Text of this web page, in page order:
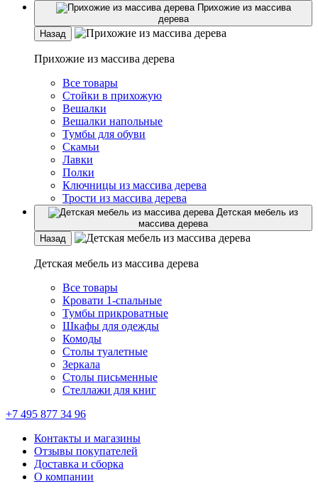
Прихожие из массива
дерева
Назад
Прихожие из массива дерева
Все товары
Стойки в прихожую
Вешалки
Вешалки напольные
Тумбы для обуви
Скамьи
Лавки
Полки
Ключницы из массива дерева
Трости из массива дерева
Детская мебель из
массива дерева
Назад
Детская мебель из массива дерева
Все товары
Кровати 1-спальные
Тумбы прикроватные
Шкафы для одежды
Комоды
Столы туалетные
Зеркала
Столы письменные
Стеллажи для книг
+7 495 877 34 96
Контакты и магазины
Отзывы покупателей
Доставка и сборка
О компании